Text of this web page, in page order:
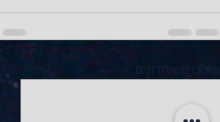
פוסטים אחרונים